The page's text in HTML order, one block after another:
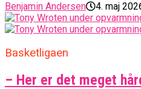
Benjamin Andersen
4. maj
Basketligaen
– Her er det meget